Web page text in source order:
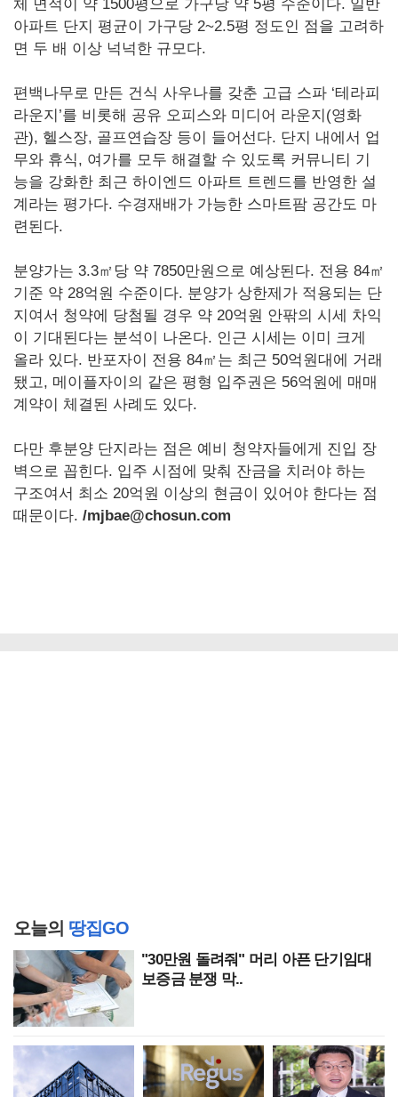
체 면적이 약 1500평으로 가구당 약 5평 수준이다. 일반
아파트 단지 평균이 가구당 2~2.5평 정도인 점을 고려하
면 두 배 이상 넉넉한 규모다.
편백나무로 만든 건식 사우나를 갖춘 고급 스파 ‘테라피
라운지’를 비롯해 공유 오피스와 미디어 라운지(영화
관), 헬스장, 골프연습장 등이 들어선다. 단지 내에서 업
무와 휴식, 여가를 모두 해결할 수 있도록 커뮤니티 기
능을 강화한 최근 하이엔드 아파트 트렌드를 반영한 설
계라는 평가다. 수경재배가 가능한 스마트팜 공간도 마
련된다.
분양가는 3.3㎡당 약 7850만원으로 예상된다. 전용 84㎡
기준 약 28억원 수준이다. 분양가 상한제가 적용되는 단
지여서 청약에 당첨될 경우 약 20억원 안팎의 시세 차익
이 기대된다는 분석이 나온다. 인근 시세는 이미 크게
올라 있다. 반포자이 전용 84㎡는 최근 50억원대에 거래
됐고, 메이플자이의 같은 평형 입주권은 56억원에 매매
계약이 체결된 사례도 있다.
다만 후분양 단지라는 점은 예비 청약자들에게 진입 장
벽으로 꼽힌다. 입주 시점에 맞춰 잔금을 치러야 하는
구조여서 최소 20억원 이상의 현금이 있어야 한다는 점
때문이다. /mjbae@chosun.com
오늘의 땅집GO
"30만원 돌려줘" 머리 아픈 단기임대
보증금 분쟁 막..